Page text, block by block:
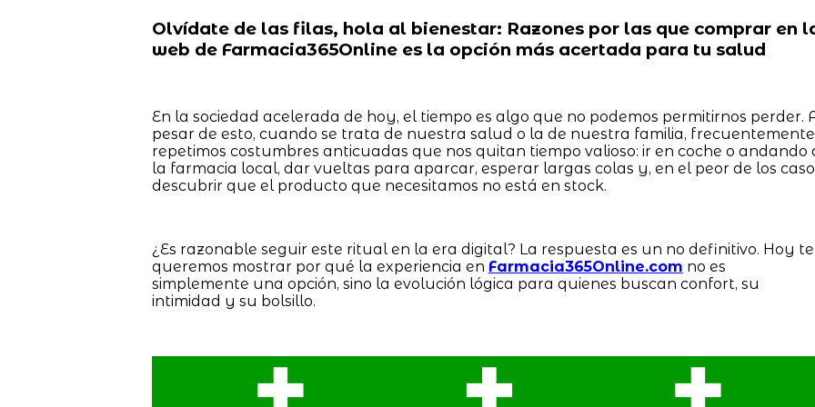
Olvídate de las filas, hola al bienestar: Razones por las que comprar en
web de Farmacia365Online es la opción más acertada para tu salud
En la sociedad acelerada de hoy, el tiempo es algo que no podemos permitirnos perder.
pesar de esto, cuando se trata de nuestra salud o la de nuestra familia, frecuentemente
repetimos costumbres anticuadas que nos quitan tiempo valioso: ir en coche o andando
la farmacia local, dar vueltas para aparcar, esperar largas colas y, en el peor de los
descubrir que el producto que necesitamos no está en stock.
¿Es razonable seguir este ritual en la era digital? La respuesta es un no definitivo. Hoy te
queremos mostrar por qué la experiencia en Farmacia365Online.com no es
simplemente una opción, sino la evolución lógica para quienes buscan confort, su
intimidad y su bolsillo.